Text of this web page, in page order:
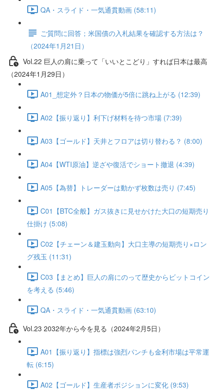
QA・スライド・一気通貫動画 (58:11)
ご質問に回答；米国債の入札結果を確認する方法は？
（2024年1月21日）
Vol.22 巨人の肩に乗って「いいとこどり」すれば日本は最高
（2024年1月29日）
A01_想定外？日本の物価が5倍に跳ね上がる (12:39)
A02【振り返り】利下げ材料を待つ市場 (7:39)
A03【ゴールド】天井とフロアは切り替わる？ (8:00)
A04【WTI原油】逆ざや復活でショート撤退 (4:39)
A05【為替】トレーダーは動かず枚数は売り (7:45)
C01【BTC全般】ガス抜きに見せかけた大口の短期売り
仕掛け (5:08)
C02【チェーン＆建玉動向】大口主導の短期売り×ロン
グ残玉 (11:31)
C03【まとめ】巨人の肩にのって歴史からビットコイン
を考える (5:46)
QA・スライド・一気通貫動画 (63:10)
Vol.23 2032年から今を見る（2024年2月5日）
A01【振り返り】指標は強烈パンチも金利市場は平常運
転 (6:15)
A02【ゴールド】生産者ポジションに変化 (9:53)